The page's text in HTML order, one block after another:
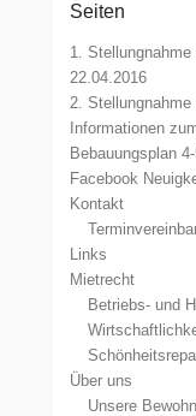
Seiten
1.
22.04.2016
2.
Informationen
Bebauungsplan
Facebook
Kontakt
Links
Mietrecht
Betriebs- und
Über uns
Unsere